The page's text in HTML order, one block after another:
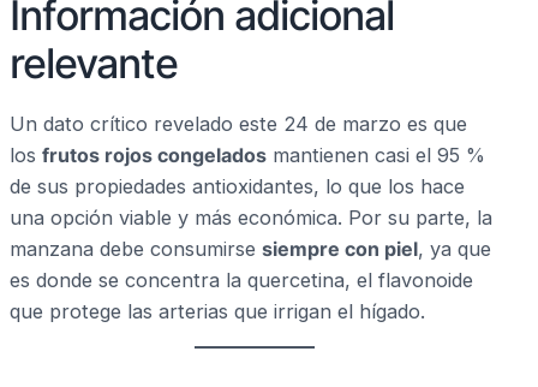
Información adicional
relevante
Un dato crítico revelado este 24 de marzo es que
los frutos rojos congelados mantienen casi el 95 %
de sus propiedades antioxidantes, lo que los hace
una opción viable y más económica. Por su parte, la
manzana debe consumirse siempre con piel, ya que
es donde se concentra la quercetina, el flavonoide
que protege las arterias que irrigan el hígado.